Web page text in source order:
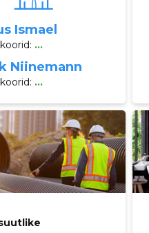
Ismael
...
Niinemann
...